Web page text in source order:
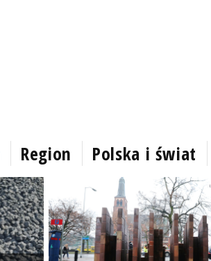
Region Polska i świat